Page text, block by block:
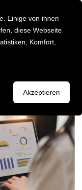
Entdecken
Leadership
Impulse
11
Einige von ihnen
diese Webseite
Komfort,
Akzeptieren